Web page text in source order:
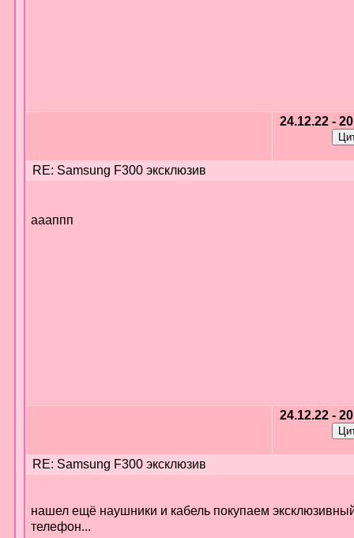
24.12.22 -
RE: Samsung F300 эксклюзив
аааппп
24.12.22 -
RE: Samsung F300 эксклюзив
нашел ещё наушники и кабель покупаем
телефон...